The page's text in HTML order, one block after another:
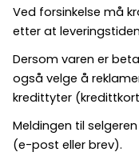
Ved forsinkelse må
etter at
Dersom varen er
også velge å
kredittyter
Meldingen til
(e-post eller brev).